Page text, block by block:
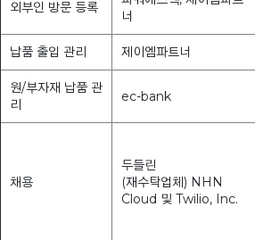
외부인 방문 등록
너
납품 출입 관리
제이엠파트너
원/부자재 납품 관
리
ec-bank
채용
두들린
(재수탁업체) NHN
Cloud 및 Twilio, Inc.